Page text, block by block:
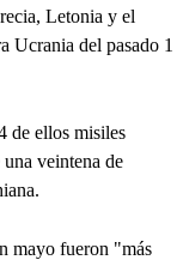
Letonia y el
Ucrania del pasado 1
de ellos misiles
veintena de
mayo fueron "más